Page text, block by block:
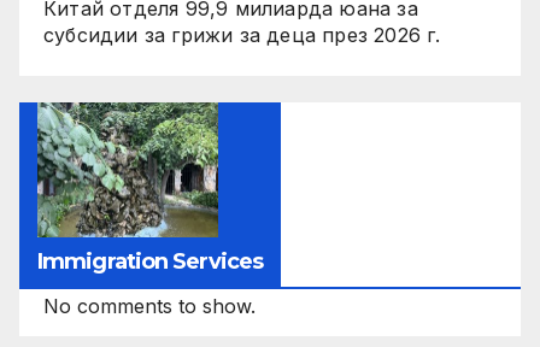
Китай отделя 99,9 милиарда юана за
субсидии за грижи за деца през 2026 г.
Immigration Services
No comments to show.